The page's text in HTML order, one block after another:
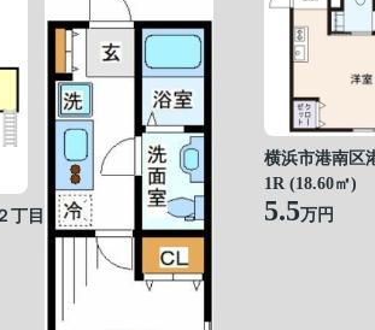
丁目
横浜市港南区
1R (18.60㎡)
5.5万円